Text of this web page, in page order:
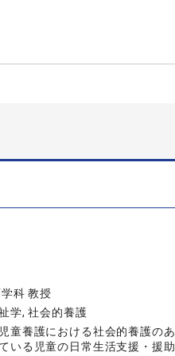
科 教授
学, 社会的養護
童養護における社会的養護の
いる児童の日常生活支援・援